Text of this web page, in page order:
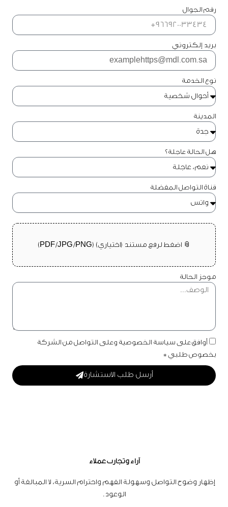
رقم الجوال
بريد إلكتروني
نوع الخدمة
المدينة
هل الحالة عاجلة؟
قناة التواصل المفضلة
📎 اضغط لرفع مستند (اختياري) (PDF/JPG/PNG)
موجز الحالة
أوافق على سياسة الخصوصية وعلى التواصل من الشركة
بخصوص طلبي *
أرسل طلب الاستشارة
آراء وتجارب عملاء
إظهار وضوح التواصل وسهولة الفهم واحترام السرية، لا المبالغة أو
الوعود.